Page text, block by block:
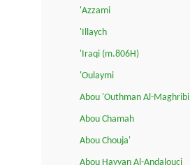
'Azzami
'Illaych
'Iraqi (m.806H)
'Oulaymi
Abou 'Outhman Al-Maghribi
Abou Chamah
Abou Chouja'
Abou Hayyan Al-Andalouçi